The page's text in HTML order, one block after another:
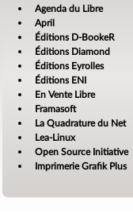
Agenda du Libre
April
Éditions D-BookeR
Éditions Diamond
Éditions Eyrolles
Éditions ENI
En Vente Libre
Framasoft
La Quadrature du Net
Lea-Linux
Open Source Initiative
Imprimerie Grafik Plus